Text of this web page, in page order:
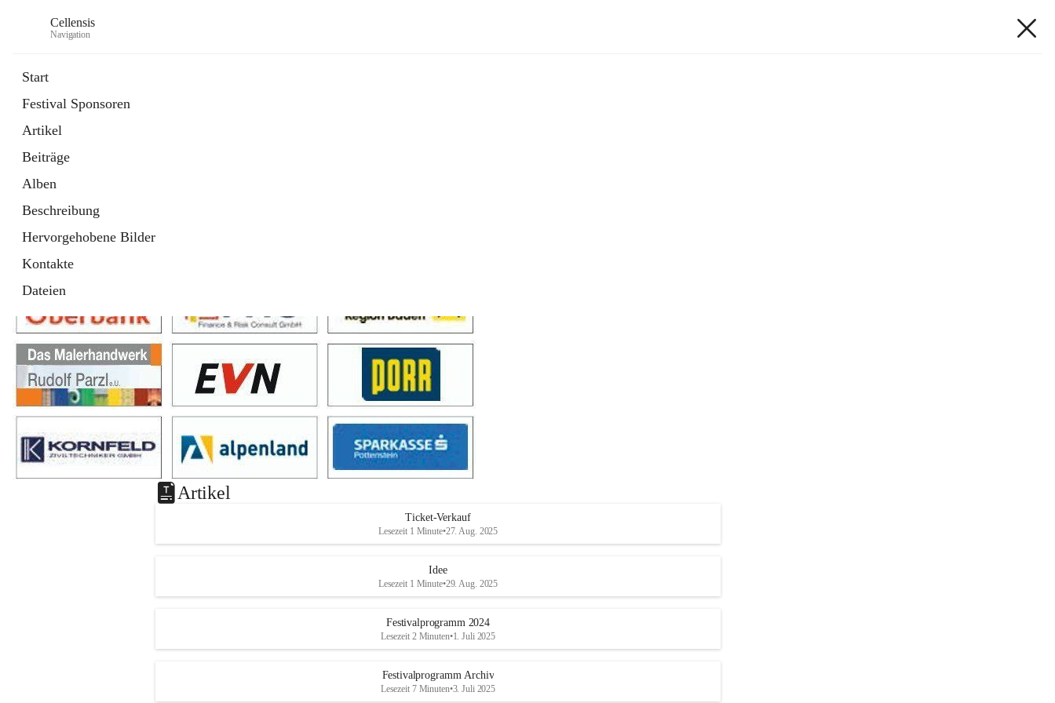
Cellensis
Navigation
Start
Festival Sponsoren
Artikel
Beiträge
Alben
Beschreibung
Hervorgehobene Bilder
Kontakte
Dateien
Festival Sponsoren
Artikel
Ticket-Verkauf
Lesezeit 1 Minute•27. Aug. 2025
Idee
Lesezeit 1 Minute•29. Aug. 2025
Festivalprogramm 2024
Lesezeit 2 Minuten•1. Juli 2025
Festivalprogramm Archiv
Lesezeit 7 Minuten•3. Juli 2025